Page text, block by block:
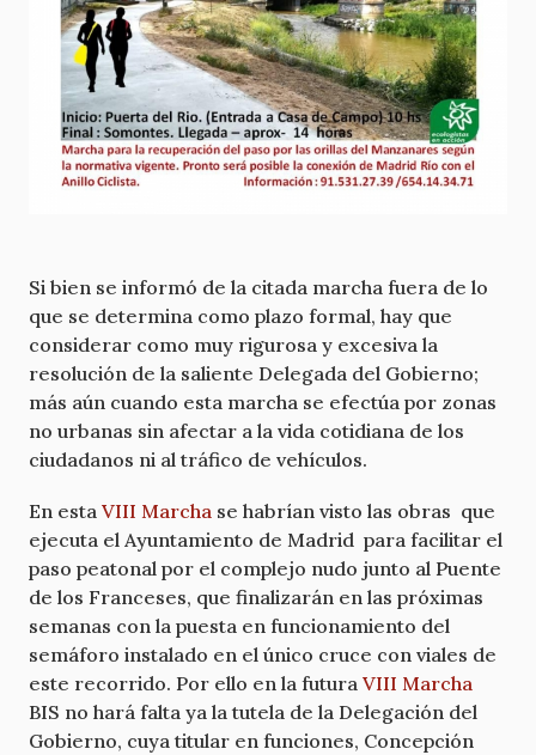
Si bien se informó de la citada marcha fuera de lo
que se determina como plazo formal, hay que
considerar como muy rigurosa y excesiva la
resolución de la saliente Delegada del Gobierno;
más aún cuando esta marcha se efectúa por zonas
no urbanas sin afectar a la vida cotidiana de los
ciudadanos ni al tráfico de vehículos.
En esta VIII Marcha se habrían visto las obras que
ejecuta el Ayuntamiento de Madrid para facilitar el
paso peatonal por el complejo nudo junto al Puente
de los Franceses, que finalizarán en las próximas
semanas con la puesta en funcionamiento del
semáforo instalado en el único cruce con viales de
este recorrido. Por ello en la futura VIII Marcha
BIS no hará falta ya la tutela de la Delegación del
Gobierno, cuya titular en funciones, Concepción